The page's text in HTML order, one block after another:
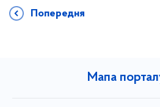
Попередня
Мапа